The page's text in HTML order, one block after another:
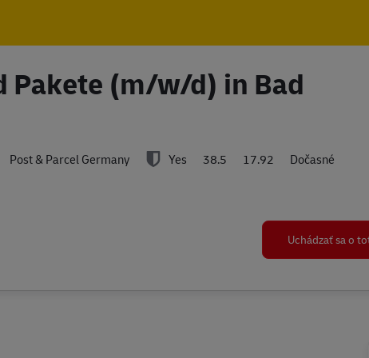
Pakete (m/w/d) in Bad
Post & Parcel Germany Yes 38.5 17.92
Dočasné
Uchádzať sa o